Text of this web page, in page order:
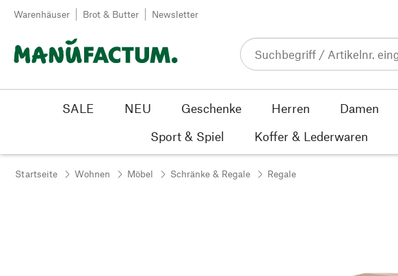
Zum Inhalt springen
Warenhäuser Brot & Butter Newsletter
SALE NEU Geschenke Herren Damen
Sport & Spiel
Koffer & Lederwaren
Startseite Wohnen Möbel Schränke & Regale Regale